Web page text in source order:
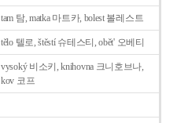
tam 탐, matka 마트카, bolest 볼레스트
tělo 텔로, štěstí 슈테스티, obět' 오베티
vysoký 비소키, knihovna 크니호브나,
kov 코프